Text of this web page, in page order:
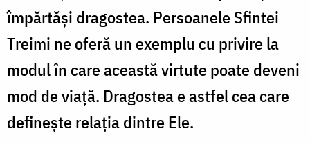
împărtăși dragostea. Persoanele Sfintei
Treimi ne oferă un exemplu cu privire la
modul în care această virtute poate deveni
mod de viață. Dragostea e astfel cea care
definește relația dintre Ele.